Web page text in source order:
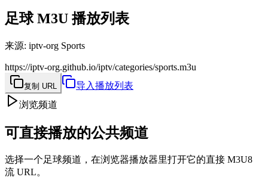
足球 M3U 播放列表
来源: iptv-org Sports
https://iptv-org.github.io/iptv/categories/sports.m3u
复制 URL
导入播放列表
浏览频道
可直接播放的公共频道
选择一个足球频道，在浏览器播放器里打开它的直接 M3U8
流 URL。